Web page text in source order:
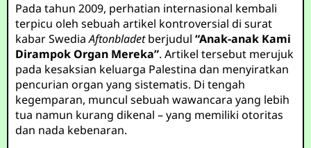
Pada tahun 2009, perhatian internasional kembali
terpicu oleh sebuah artikel kontroversial di surat
kabar SwediaAftonbladetberjudul“Anak-anak Kami
Dirampok Organ Mereka”. Artikel tersebut merujuk
pada kesaksian keluarga Palestina dan menyiratkan
pencurian organ yang sistematis. Di tengah
kegemparan, muncul sebuah wawancara yang lebih
tua namun kurang dikenal – yang memiliki otoritas
dan nada kebenaran.